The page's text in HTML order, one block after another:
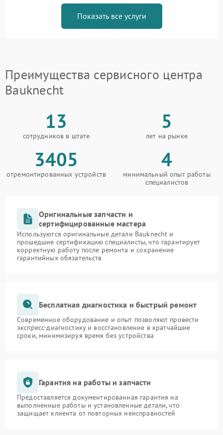
Показать все услуги
Преимущества сервисного центра
Bauknecht
13
сотрудников в штате
5
лет на рынке
3405
отремонтированных устройств
4
минимальный опыт работы
специалистов
Оригинальные запчасти и
сертифицированные мастера
Используются оригинальные детали Bauknecht и
прошедшие сертификацию специалисты, что гарантирует
корректную работу после ремонта и сохранение
гарантийных обязательств
Бесплатная диагностика и быстрый ремонт
Современное оборудование и опыт позволяют провести
экспресс-диагностику и восстановление в кратчайшие
сроки, минимизируя время без устройства
Гарантия на работы и запчасти
Предоставляется документированная гарантия на
выполненные работы и установленные детали, что
защищает клиента от повторных неисправностей